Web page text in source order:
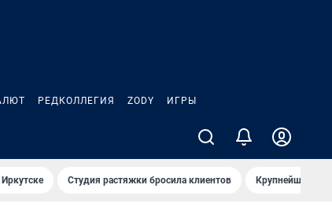
РЕДКОЛЛЕГИЯ ZODY ИГРЫ
Студия растяжки бросила клиентов Крупнейшие